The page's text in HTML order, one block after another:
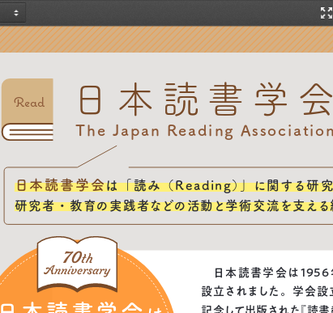
日本読書学会は「読み（Reading）」に関する研究
研究者・教育の実践者などの活動と学術交流を支える
日本読書学会
日本読書学会は1956
設立されました
。学会
記念して出版された『読
Read
70th
Anniversary
日本読書学会
The Japan Reading Association